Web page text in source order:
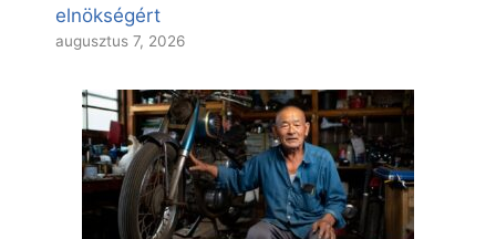
elnökségért
augusztus 7, 2026